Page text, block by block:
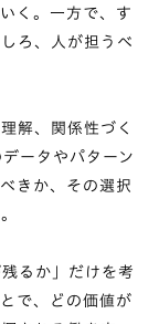
く。一方で、す
ろ、人が担うべ
解、関係性づく
ータやパターン
きか、その選択
るか」だけを考
で、どの価値が